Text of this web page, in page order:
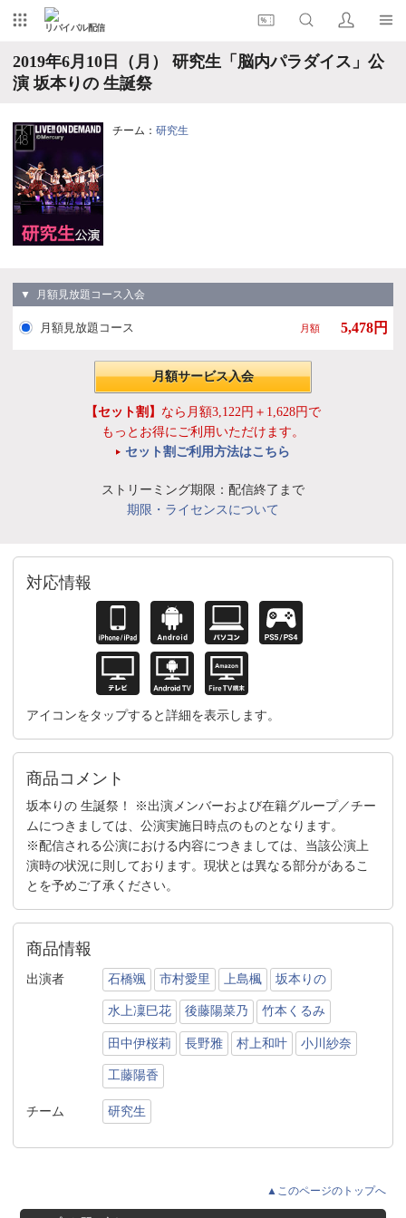
リバイバル配信
2019年6月10日（月） 研究生「脳内パラダイス」公
演 坂本りの 生誕祭
チーム： 研究生
▼ 月額見放題コース入会
月額見放題コース 月額 5,478円
月額サービス入会
【セット割】 なら月額3,122円＋1,628円で
もっとお得にご利用いただけます。
セット割ご利用方法はこちら
ストリーミング期限：配信終了まで
期限・ライセンスについて
対応情報
アイコンをタップすると詳細を表示します。
商品コメント
坂本りの 生誕祭！ ※出演メンバーおよび在籍グループ／チー
ムにつきましては、公演実施日時点のものとなります。
※配信される公演における内容につきましては、当該公演上
演時の状況に則しております。現状とは異なる部分があるこ
とを予めご了承ください。
商品情報
出演者 石橋颯 市村愛里 上島楓 坂本りの
水上凜巳花 後藤陽菜乃 竹本くるみ
田中伊桜莉 長野雅 村上和叶 小川紗奈
工藤陽香
チーム 研究生
▲このページのトップへ